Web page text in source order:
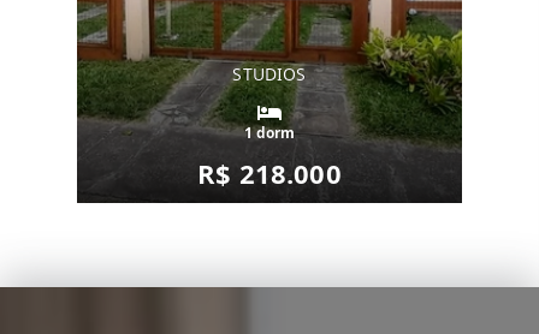
STUDIOS
1 dorm
R$ 218.000